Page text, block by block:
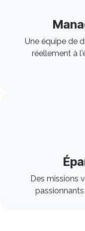
Une équipe de
réellement à
Des missions